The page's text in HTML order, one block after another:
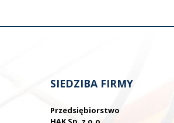
SIEDZIBA FIRMY
Przedsiębiorstwo